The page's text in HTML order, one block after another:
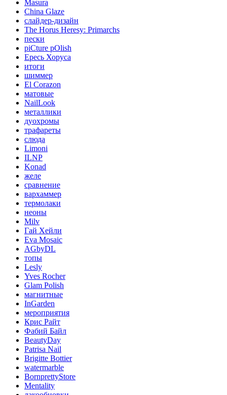
Masura
China Glaze
слайдер-дизайн
The Horus Heresy: Primarchs
пески
piCture pOlish
Ересь Хоруса
итоги
шиммер
El Corazon
матовые
NailLook
металлики
дуохромы
трафареты
слюда
Limoni
ILNP
Konad
желе
сравнение
вархаммер
термолаки
неоны
Milv
Гай Хейли
Eva Mosaic
AGbyDL
топы
Lesly
Yves Rocher
Glam Polish
магнитные
InGarden
мероприятия
Крис Райт
Фабий Байл
BeautyDay
Patrisa Nail
Brigitte Bottier
watermarble
BornprettyStore
Mentality